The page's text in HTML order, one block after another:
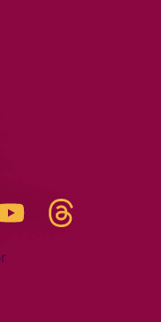
YouTube